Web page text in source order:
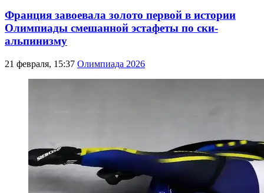
Франция завоевала золото первой в истории
Олимпиады смешанной эстафеты по ски-
альпинизму
21 февраля, 15:37 Олимпиада 2026